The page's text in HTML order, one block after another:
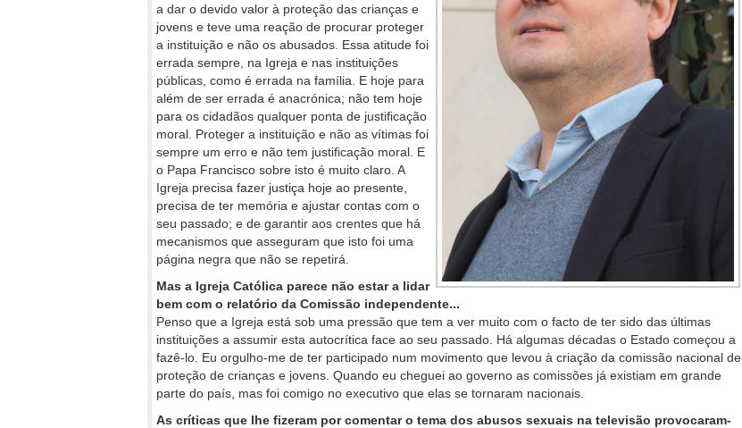
a dar o devido valor à proteção das crianças e
jovens e teve uma reação de procurar proteger
a instituição e não os abusados. Essa atitude foi
errada sempre, na Igreja e nas instituições
públicas, como é errada na família. E hoje para
além de ser errada é anacrónica; não tem hoje
para os cidadãos qualquer ponta de justificação
moral. Proteger a instituição e não as vítimas foi
sempre um erro e não tem justificação moral. E
o Papa Francisco sobre isto é muito claro. A
Igreja precisa fazer justiça hoje ao presente,
precisa de ter memória e ajustar contas com o
seu passado; e de garantir aos crentes que há
mecanismos que asseguram que isto foi uma
página negra que não se repetirá.
Mas a Igreja Católica parece não estar a lidar
bem com o relatório da Comissão independente...
Penso que a Igreja está sob uma pressão que tem a ver muito com o facto de ter sido das últimas
instituições a assumir esta autocrítica face ao seu passado. Há algumas décadas o Estado começou a
fazê-lo. Eu orgulho-me de ter participado num movimento que levou à criação da comissão nacional de
proteção de crianças e jovens. Quando eu cheguei ao governo as comissões já existiam em grande
parte do país, mas foi comigo no executivo que elas se tornaram nacionais.
As críticas que lhe fizeram por comentar o tema dos abusos sexuais na televisão provocaram-